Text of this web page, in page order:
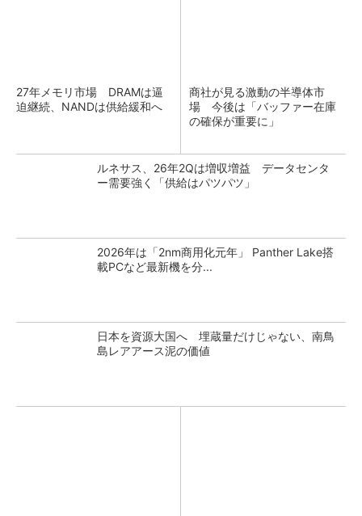
27年メモリ市場 DRAMは逼
迫継続、NANDは供給緩和へ
商社が見る激動の半導体市
場 今後は「バッファー在庫
の確保が重要に」
ルネサス、26年2Qは増収増益 データセンタ
ー需要強く「供給はパツパツ」
2026年は「2nm商用化元年」 Panther Lake搭
載PCなど最新機を分...
日本を資源大国へ 埋蔵量だけじゃない、南鳥
島レアアース泥の価値